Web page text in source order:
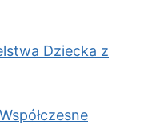
Dziecka z